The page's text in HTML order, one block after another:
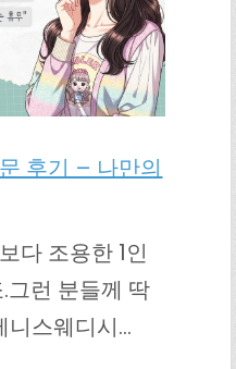
후기 – 나만의
다 조용한 1인
그런 분들께 딱
니스웨디시…